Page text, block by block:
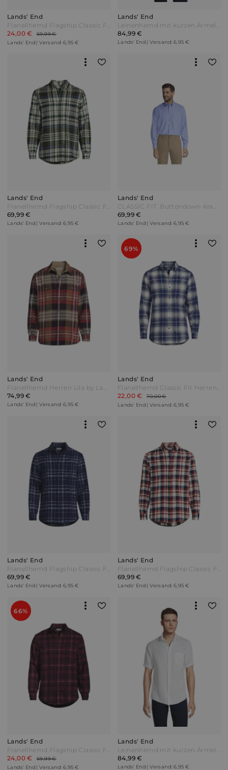
Lands' End
Flanellhemd Flagship Classic Fit Herren Blau by Lands' End
24,00 €
69,99 €
Lands' End | Versand: 6,95 €
Lands' End
Leinenhemd mit kurzen Ärmeln Classic Fit Herren Weiß by Lands' End
84,99 €
Lands' End | Versand: 6,95 €
Lands' End
Flanellhemd Flagship Classic Fit in Tall-Größe Herren Weiß by Lands' End
69,99 €
Lands' End | Versand: 6,95 €
Lands' End
CLASSIC FIT. Buttondown-Kragen. Oxfordhemd Herren Blau by Lands' End
69,99 €
Lands' End | Versand: 6,95 €
Lands' End
Flanellhemd Herren Lila by Lands' End
74,99 €
Lands' End | Versand: 6,95 €
69%
Lands' End
Flanellhemd Classic Fit Herren Weiß by Lands' End
22,00 €
70,00 €
Lands' End | Versand: 6,95 €
Lands' End
Flanellhemd Flagship Classic Fit Herren Blau by Lands' End
69,99 €
Lands' End | Versand: 6,95 €
Lands' End
Flanellhemd Flagship Classic Fit Herren Blau by Lands' End
69,99 €
Lands' End | Versand: 6,95 €
66%
Lands' End
Flanellhemd Flagship Classic Fit in Tall-Größe Herren Rot by Lands' End
24,00 €
69,99 €
Lands' End | Versand: 6,95 €
Lands' End
Leinenhemd mit kurzen Ärmeln Classic Fit Herren Weiß by Lands' End
84,99 €
Lands' End | Versand: 6,95 €